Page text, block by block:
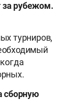
за рубежом.
турниров,
сборную